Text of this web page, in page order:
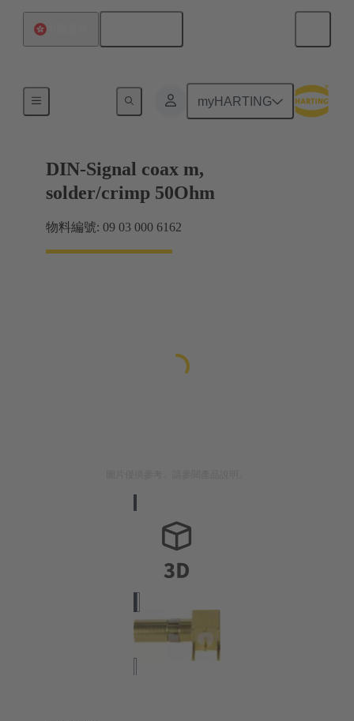
myHARTING
主機板到子插件板連接
DIN-Signal coax m,
solder/crimp 50Ohm
物料編號: 09 03 000 6162